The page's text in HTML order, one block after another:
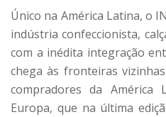
Único na América Latina, o
indústria confeccionista,
com a inédita integração
chega às fronteiras
compradores da América
Europa, que na última